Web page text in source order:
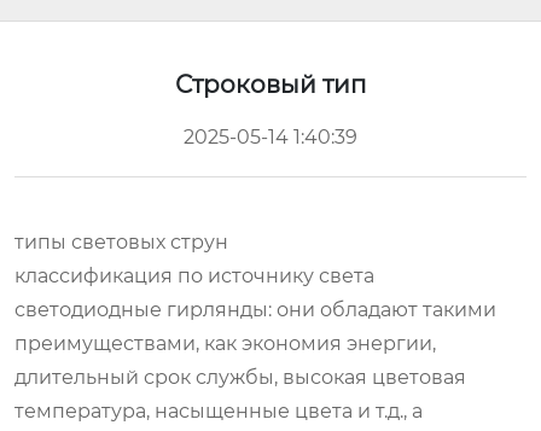
Строковый тип
2025-05-14 1:40:39
типы световых струн
классификация по источнику света
светодиодные гирлянды: они обладают такими
преимуществами, как экономия энергии,
длительный срок службы, высокая цветовая
температура, насыщенные цвета и т.д., а